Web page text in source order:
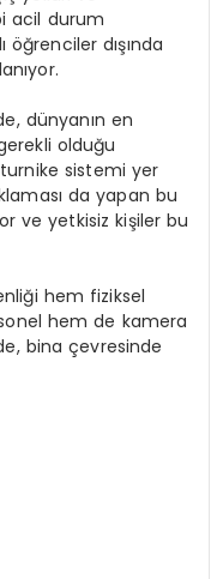
acil durum
öğrenciler dışında
dünyanın en
olduğu
sistemi yer
da yapan bu
ve yetkisiz kişiler bu
hem fiziksel
hem de kamera
bina çevresinde